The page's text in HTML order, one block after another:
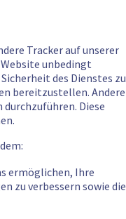
Tracker auf unserer
unbedingt
des Dienstes zu
bereitzustellen. Andere
Diese
ermöglichen, Ihre
zu verbessern sowie die